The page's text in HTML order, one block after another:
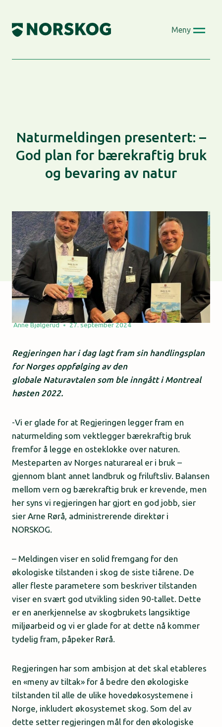
content
Meny
Naturmeldingen presentert: –
God plan for bærekraftig bruk
og bevaring av natur
Anne Bjølgerud 27. september 2024
Regjeringen har i dag lagt fram sin handlingsplan
for Norges oppfølging av den
globale Naturavtalen som ble inngått i Montreal
høsten 2022.
-Vi er glade for at Regjeringen legger fram en
naturmelding som vektlegger bærekraftig bruk
fremfor å legge en osteklokke over naturen.
Mesteparten av Norges naturareal er i bruk –
gjennom blant annet landbruk og friluftsliv. Balansen
mellom vern og bærekraftig bruk er krevende, men
her syns vi regjeringen har gjort en god jobb, sier
sier Arne Rørå, administrerende direktør i
NORSKOG.
– Meldingen viser en solid fremgang for den
økologiske tilstanden i skog de siste tiårene. De
aller fleste parametere som beskriver tilstanden
viser en svært god utvikling siden 90-tallet. Dette
er en anerkjennelse av skogbrukets langsiktige
miljøarbeid og vi er glade for at dette nå kommer
tydelig fram, påpeker Rørå.
Regjeringen har som ambisjon at det skal etableres
en «meny av tiltak» for å bedre den økologiske
tilstanden til alle de ulike hovedøkosystemene i
Norge, inkludert økosystemet skog. Som del av
dette setter regjeringen mål for den økologiske